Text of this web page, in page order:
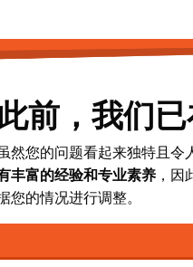
前，我们
然您的问题看起来独特且令
丰富的经验和专业素养 ，因
您的情况进行调整。